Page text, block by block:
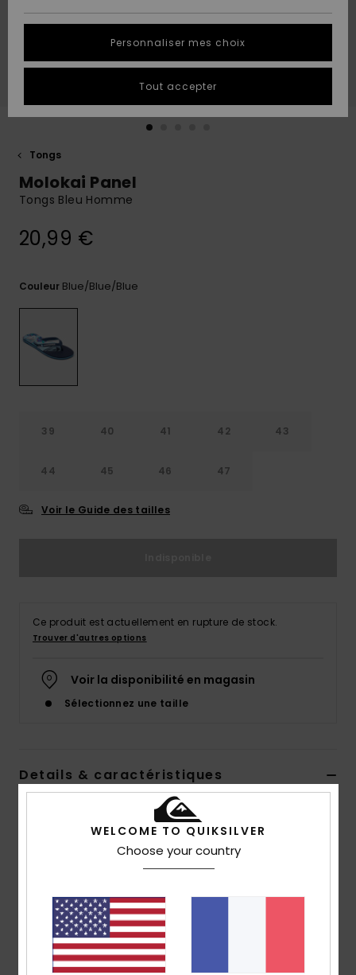
A
Découvrir
A
Découvrir
tailles
conversation
plus rapide
à votre
Trouvez
la FAQ
QUIKSILVER
Tongs
Molokai Panel
Tongs Bleu Homme
20,99 €
Couleur Blue/blue/blue
39 40 41 42 43
44 45 46 47
Voir le Guide des tailles
Ce produit est actuellement en rupture de stock.
Trouver d'autres options
Voir la disponibilité en magasin
Sélectionnez une taille
Details & caractéristiques
AQYL101263 Code couleurxbbb
Bride :bride 3 points souple en caoutchouc
Logotage Quiksilver et logo Mountain & Wave moulé
Semelle intérieure :semelle intérieure texturée et
antidérapante
WELCOME TO QUIKSILVER
Choose your country
Personnaliser mes choix
Tout accepter